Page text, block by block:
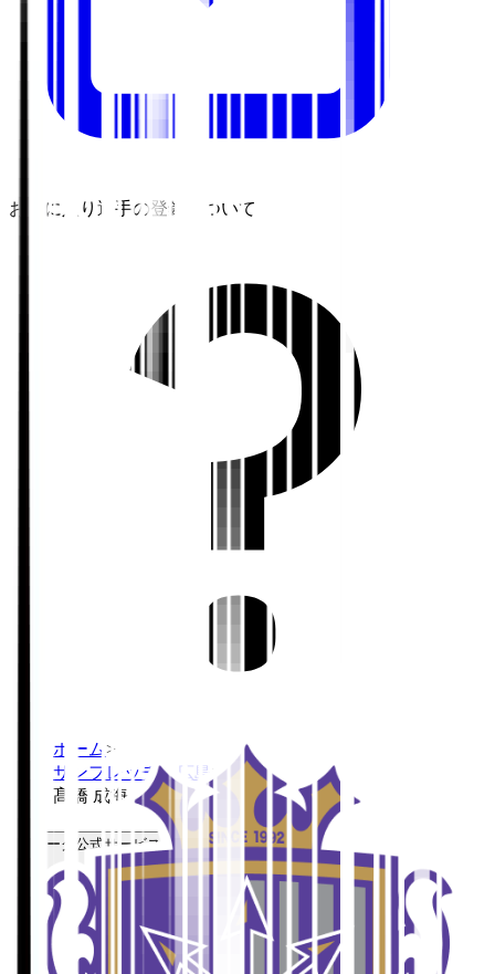
お気に入り選手の登録について
ホーム >
サンフレッチェ広島 >
髙橋 成海
Ｊリーグ公式サービス